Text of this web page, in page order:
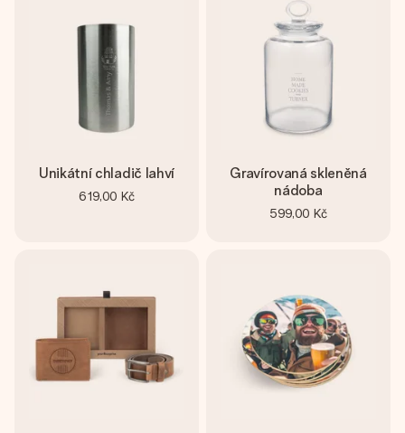
Unikátní chladič lahví
619,00 Kč
Gravírovaná skleněná
nádoba
599,00 Kč